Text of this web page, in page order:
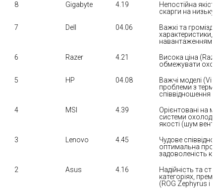
8
Gigabyte 4.19
Непостійна
скарги на низьку
7
Dell 04.06
Важкі та
характеристики,
навантаженням.
6
Razer 4.21
Висока ціна
обмежувати
5
HP 04.08
Важчі моделі
проблеми з
співвідношення
4
MSI 4.39
Орієнтовані на
системи
якості (шум
3
Lenovo 4.45
Чудове
оптимальна
задоволеність
2
Asus 4.16
Надійність та
категоріях,
(ROG Zephyrus і